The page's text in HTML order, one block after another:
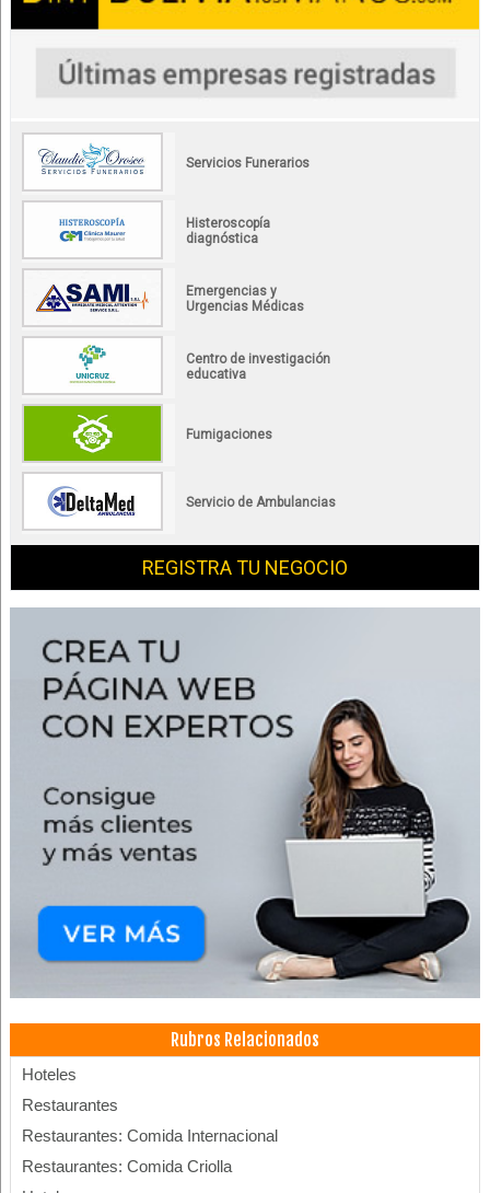
Servicios Funerarios
Histeroscopía
diagnóstica
Emergencias y
Urgencias Médicas
Centro de investigación
educativa
Fumigaciones
Servicio de Ambulancias
REGISTRA TU NEGOCIO
Rubros Relacionados
Hoteles
Restaurantes
Restaurantes: Comida Internacional
Restaurantes: Comida Criolla